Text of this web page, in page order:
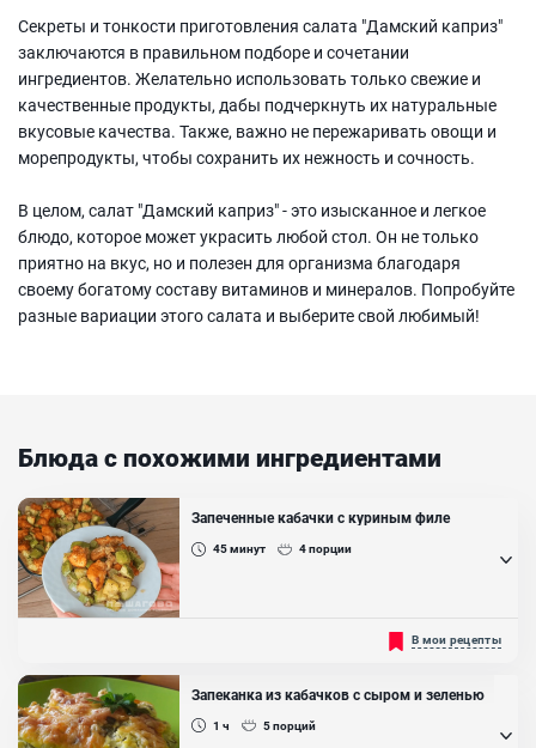
Секреты и тонкости приготовления салата "Дамский каприз"
заключаются в правильном подборе и сочетании
ингредиентов. Желательно использовать только свежие и
качественные продукты, дабы подчеркнуть их натуральные
вкусовые качества. Также, важно не пережаривать овощи и
морепродукты, чтобы сохранить их нежность и сочность.
В целом, салат "Дамский каприз" - это изысканное и легкое
блюдо, которое может украсить любой стол. Он не только
приятно на вкус, но и полезен для организма благодаря
своему богатому составу витаминов и минералов. Попробуйте
разные вариации этого салата и выберите свой любимый!
Блюда с похожими ингредиентами
Запеченные кабачки с куриным филе
45минут 4порции
Кабачки, запечённые в духовке с мясной пикантной начинкой -
полноценное второе блюдо. Если у вас большое количество
кабачков и вы не знаете куда же их деть, то вот вариант очень
вкусного блюда на быструю руку! Кабачки с мясом получатся
очень простыми в приготовлении, вкусными и сочными. Когда
блюдо будет готовиться, вы услышите невероятный аромат,
который будет витать по всему дому....
В мои рецепты
Запеканка из кабачков с сыром и зеленью
1 ч 5порций